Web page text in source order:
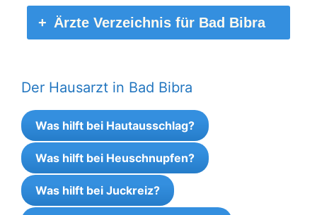
Ärzte Verzeichnis für Bad Bibra
Der Hausarzt in Bad Bibra
Was hilft bei Hautausschlag?
Was hilft bei Heuschnupfen?
Was hilft bei Juckreiz?